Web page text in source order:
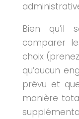
Bien qu’il
comparer
choix
qu’aucun
prévu et
manière